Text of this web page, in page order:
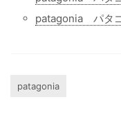
patagonia パタ
patagonia